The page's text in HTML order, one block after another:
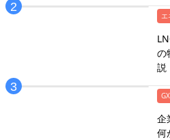
エ
の
説
企
何